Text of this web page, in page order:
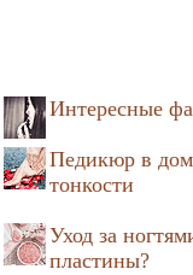
Интересные
Педикюр в
тонкости
Уход за
пластины?